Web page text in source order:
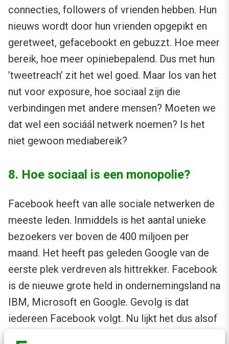
connecties, followers of vrienden hebben. Hun
nieuws wordt door hun vrienden opgepikt en
geretweet, gefacebookt en gebuzzt. Hoe meer
bereik, hoe meer opiniebepalend. Dus met hun
’tweetreach’ zit het wel goed. Maar los van het
nut voor exposure, hoe sociaal zijn die
verbindingen met andere mensen? Moeten we
dat wel een sociáál netwerk noemen? Is het
niet gewoon mediabereik?
8. Hoe sociaal is een monopolie?
Facebook heeft van alle sociale netwerken de
meeste leden. Inmiddels is het aantal unieke
bezoekers ver boven de 400 miljoen per
maand. Het heeft pas geleden Google van de
eerste plek verdreven als hittrekker. Facebook
is de nieuwe grote held in ondernemingsland na
IBM, Microsoft en Google. Gevolg is dat
iedereen Facebook volgt. Nu lijkt het dus alsof